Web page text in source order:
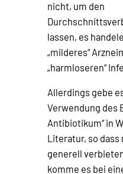
nicht, um den
lassen, es
„milderes“
„harmloseren“
Allerdings gebe
Verwendung des
Antibiotikum“ in
Literatur, so
generell
komme es bei